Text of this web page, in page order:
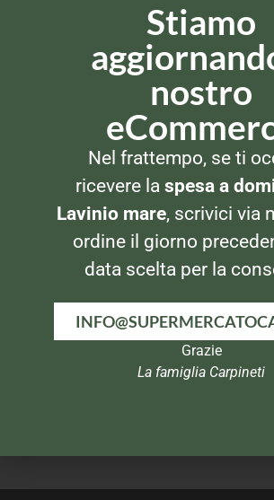
DADI
Knorr Brodo Granulare
Knorr
Stiamo
nostro
Nel frattempo, se ti
ricevere la spesa a
Lavinio mare, scrivici via
ordine il giorno
data scelta per la
Grazie
La famiglia Carpineti